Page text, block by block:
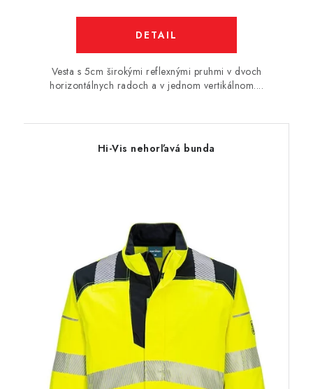
DETAIL
Vesta s 5cm širokými reflexnými pruhmi v dvoch
horizontálnych radoch a v jednom vertikálnom....
Hi-Vis nehorľavá bunda